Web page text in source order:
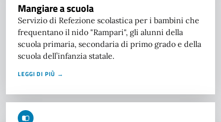
Mangiare a scuola
Servizio di Refezione scolastica per i bambini che
frequentano il nido "Rampari", gli alunni della
scuola primaria, secondaria di primo grado e della
scuola dell’infanzia statale.
LEGGI DI PIÙ →